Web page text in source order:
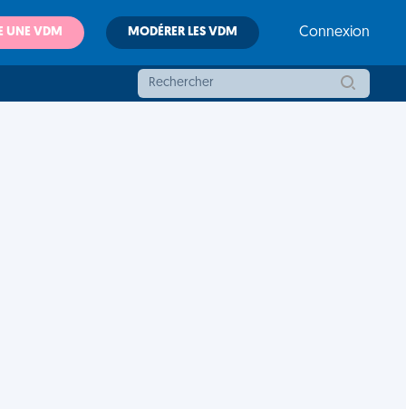
UNE VDM MODÉRER LES VDM Connexion